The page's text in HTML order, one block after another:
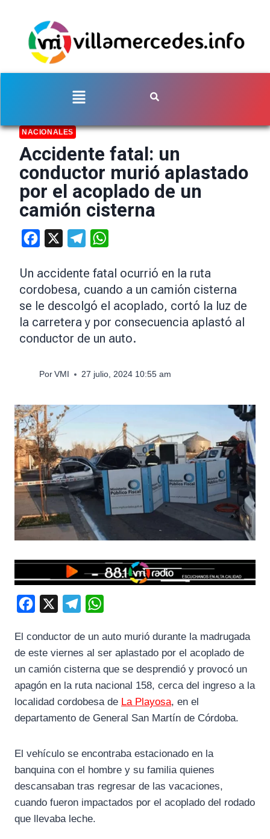
NACIONALES
Accidente fatal: un
conductor murió aplastado
por el acoplado de un
camión cisterna
Facebook Telegram
Un accidente fatal ocurrió en la ruta
cordobesa, cuando a un camión cisterna
se le descolgó el acoplado, cortó la luz de
la carretera y por consecuencia aplastó al
conductor de un auto.
Por VMI 27 julio, 2024 10:55 am
c
e
b
o
l
e
g
a
a
t
s
El conductor de un auto murió durante la madrugada
de este viernes al ser aplastado por el acoplado de
un camión cisterna que se desprendió y provocó un
apagón en la ruta nacional 158, cerca del ingreso a la
localidad cordobesa de La Playosa, en el
departamento de General San Martín de Córdoba.
El vehículo se encontraba estacionado en la
banquina con el hombre y su familia quienes
descansaban tras regresar de las vacaciones,
cuando fueron impactados por el acoplado del rodado
que llevaba leche.